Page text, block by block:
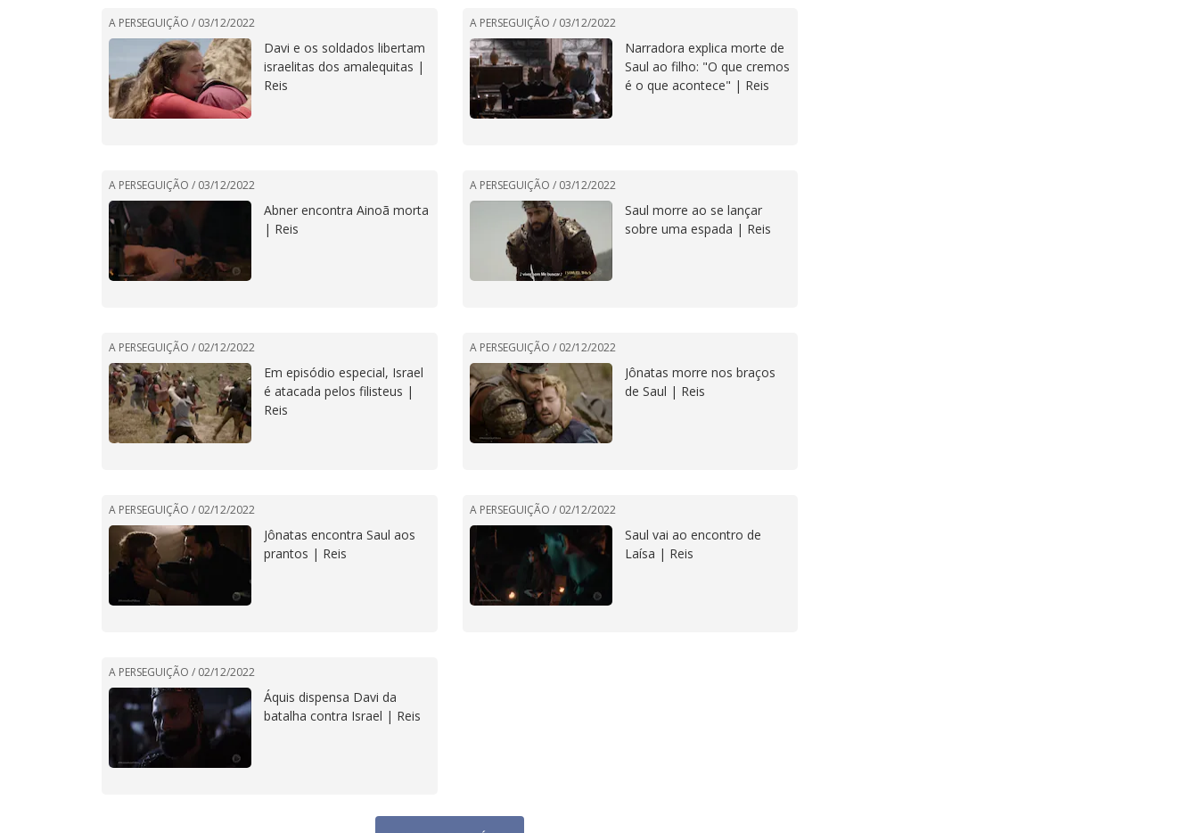
A PERSEGUIÇÃO / 03/12/2022
Davi e os soldados libertam
israelitas dos amalequitas |
Reis
A PERSEGUIÇÃO / 03/12/2022
Narradora explica morte de
Saul ao filho: "O que cremos
é o que acontece" | Reis
A PERSEGUIÇÃO / 03/12/2022
Abner encontra Ainoã morta
| Reis
A PERSEGUIÇÃO / 03/12/2022
Saul morre ao se lançar
sobre uma espada | Reis
A PERSEGUIÇÃO / 02/12/2022
Em episódio especial, Israel
é atacada pelos filisteus |
Reis
A PERSEGUIÇÃO / 02/12/2022
Jônatas morre nos braços
de Saul | Reis
A PERSEGUIÇÃO / 02/12/2022
Jônatas encontra Saul aos
prantos | Reis
A PERSEGUIÇÃO / 02/12/2022
Saul vai ao encontro de
Laísa | Reis
A PERSEGUIÇÃO / 02/12/2022
Áquis dispensa Davi da
batalha contra Israel | Reis